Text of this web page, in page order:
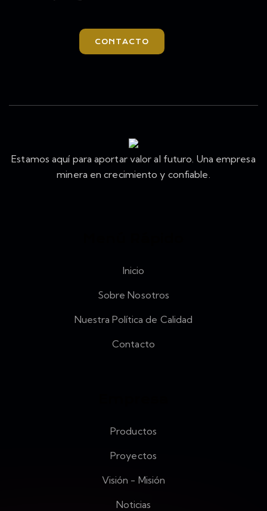
CONTACTO
Estamos aquí para aportar valor al futuro. Una empresa
minera en crecimiento y confiable.
Inicio
Sobre Nosotros
Nuestra Política de Calidad
Contacto
Productos
Proyectos
Visión - Misión
Noticias